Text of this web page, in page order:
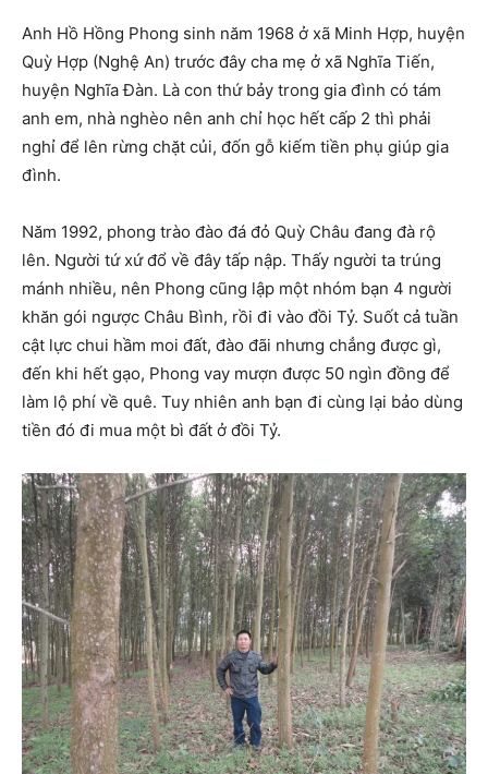
Anh Hồ Hồng Phong sinh năm 1968 ở xã Minh Hợp, huyện
Quỳ Hợp (Nghệ An) trước đây cha mẹ ở xã Nghĩa Tiến,
huyện Nghĩa Đàn. Là con thứ bảy trong gia đình có tám
anh em, nhà nghèo nên anh chỉ học hết cấp 2 thì phải
nghỉ để lên rừng chặt củi, đốn gỗ kiếm tiền phụ giúp gia
đình.
Năm 1992, phong trào đào đá đỏ Quỳ Châu đang đà rộ
lên. Người tứ xứ đổ về đây tấp nập. Thấy người ta trúng
mánh nhiều, nên Phong cũng lập một nhóm bạn 4 người
khăn gói ngược Châu Bình, rồi đi vào đồi Tỷ. Suốt cả tuần
cật lực chui hầm moi đất, đào đãi nhưng chẳng được gì,
đến khi hết gạo, Phong vay mượn được 50 ngìn đồng để
làm lộ phí về quê. Tuy nhiên anh bạn đi cùng lại bảo dùng
tiền đó đi mua một bì đất ở đồi Tỷ.